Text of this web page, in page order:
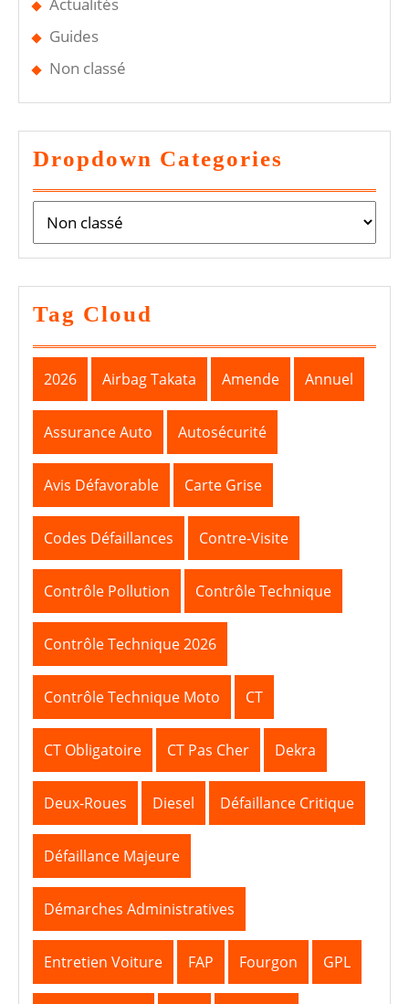
Guides
Non classé
Dropdown Categories
Tag Cloud
2026 Airbag Takata Amende Annuel
Assurance Auto Autosécurité
Avis Défavorable Carte Grise
Codes Défaillances Contre-Visite
Contrôle Pollution Contrôle Technique
Contrôle Technique 2026
Contrôle Technique Moto CT
CT Obligatoire CT Pas Cher Dekra
Deux-Roues Diesel Défaillance Critique
Défaillance Majeure
Démarches Administratives
Entretien Voiture FAP Fourgon GPL